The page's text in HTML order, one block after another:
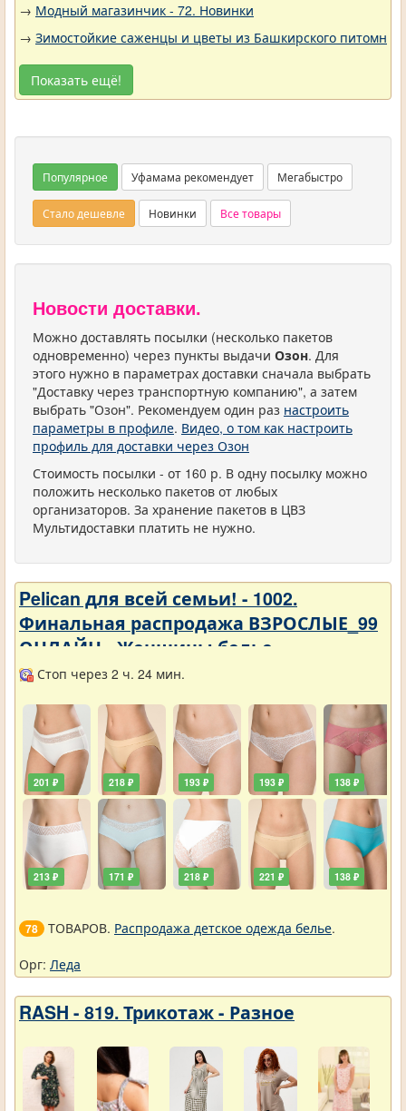
→ Модный магазинчик - 72. Новинки
→ Зимостойкие саженцы и цветы из Башкирского
Показать ещё!
Популярное Уфамама рекомендует Мегабыстро
Стало дешевле Новинки Все товары
Новости доставки.
Можно доставлять посылки (несколько пакетов
одновременно) через пункты выдачи Озон. Для
этого нужно в параметрах доставки сначала выбрать
"Доставку через транспортную компанию", а затем
выбрать "Озон". Рекомендуем один раз настроить
параметры в профиле. Видео, о том как настроить
профиль для доставки через Озон
Стоимость посылки - от 160 р. В одну посылку можно
положить несколько пакетов от любых
организаторов. За хранение пакетов в ЦВЗ
Мультидоставки платить не нужно.
Pelican для всей семьи! - 1002.
Финальная распродажа ВЗРОСЛЫЕ_99
ОНЛАЙН - Женщины белье
Стоп через 2 ч. 24 мин.
201 ₽
213 ₽
218 ₽
171 ₽
193 ₽
218 ₽
193 ₽
221 ₽
138 ₽
138 ₽
78 ТОВАРОВ. Распродажа детское одежда белье.
Орг: Леда
RASH - 819. Трикотаж - Разное